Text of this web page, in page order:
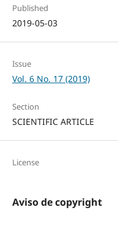
Published
2019-05-03
Issue
Vol. 6 No. 17 (2019)
Section
SCIENTIFIC ARTICLE
License
Aviso de copyright